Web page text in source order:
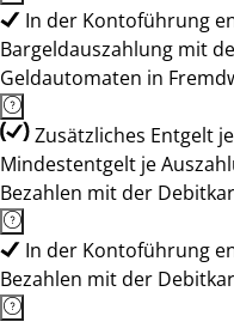
In der Kontoführung
Bargeldauszahlung mit
Geldautomaten in
Zusätzliches Entgelt
Mindestentgelt je
Bezahlen mit der
In der Kontoführung
Bezahlen mit der